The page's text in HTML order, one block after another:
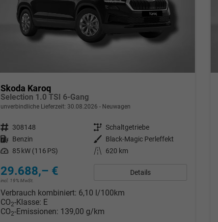
Skoda Karoq
Selection 1.0 TSI 6-Gang
unverbindliche Lieferzeit: 30.08.2026 Neuwagen
Fahrzeugnr. 308148 Getriebe Schaltgetriebe
Kraftstoff Benzin Außenfarbe
Black-Magic Perleffekt
Leistung 85 kW (116 PS) Kilometerstand 620 km
29.688,– €
incl. 19% MwSt.
Details
Verbrauch kombiniert: 6,10 l/100km
CO2-Klasse: E
CO2-Emissionen: 139,00 g/km